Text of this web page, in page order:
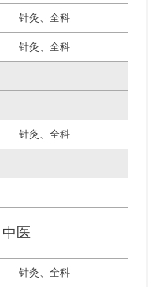
针灸、全科
针灸、全科
针灸、全科
中医
针灸、全科